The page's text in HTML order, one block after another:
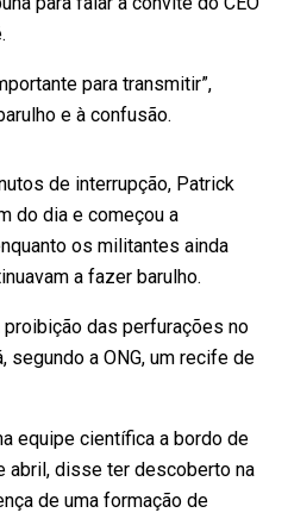
para transmitir”,
e à confusão.
de interrupção, Patrick
do dia e começou a
os militantes ainda
a fazer barulho.
proibição das perfurações no
segundo a ONG, um recife de
equipe científica a bordo de
abril, disse ter descoberto na
de uma formação de